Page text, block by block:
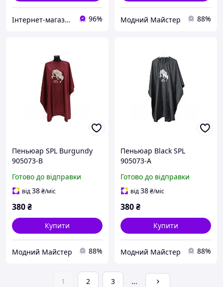
Інтернет-магазин "Bi-shop" 96% Модний Майстер 88%
Пеньюар SPL Burgundy
905073-B
Готово до відправки
від38₴/міс
380₴
Купити
Модний Майстер 88%
Пеньюар Black SPL
905073-A
Готово до відправки
від38₴/міс
380₴
Купити
Модний Майстер 88%
1 2 3 ...